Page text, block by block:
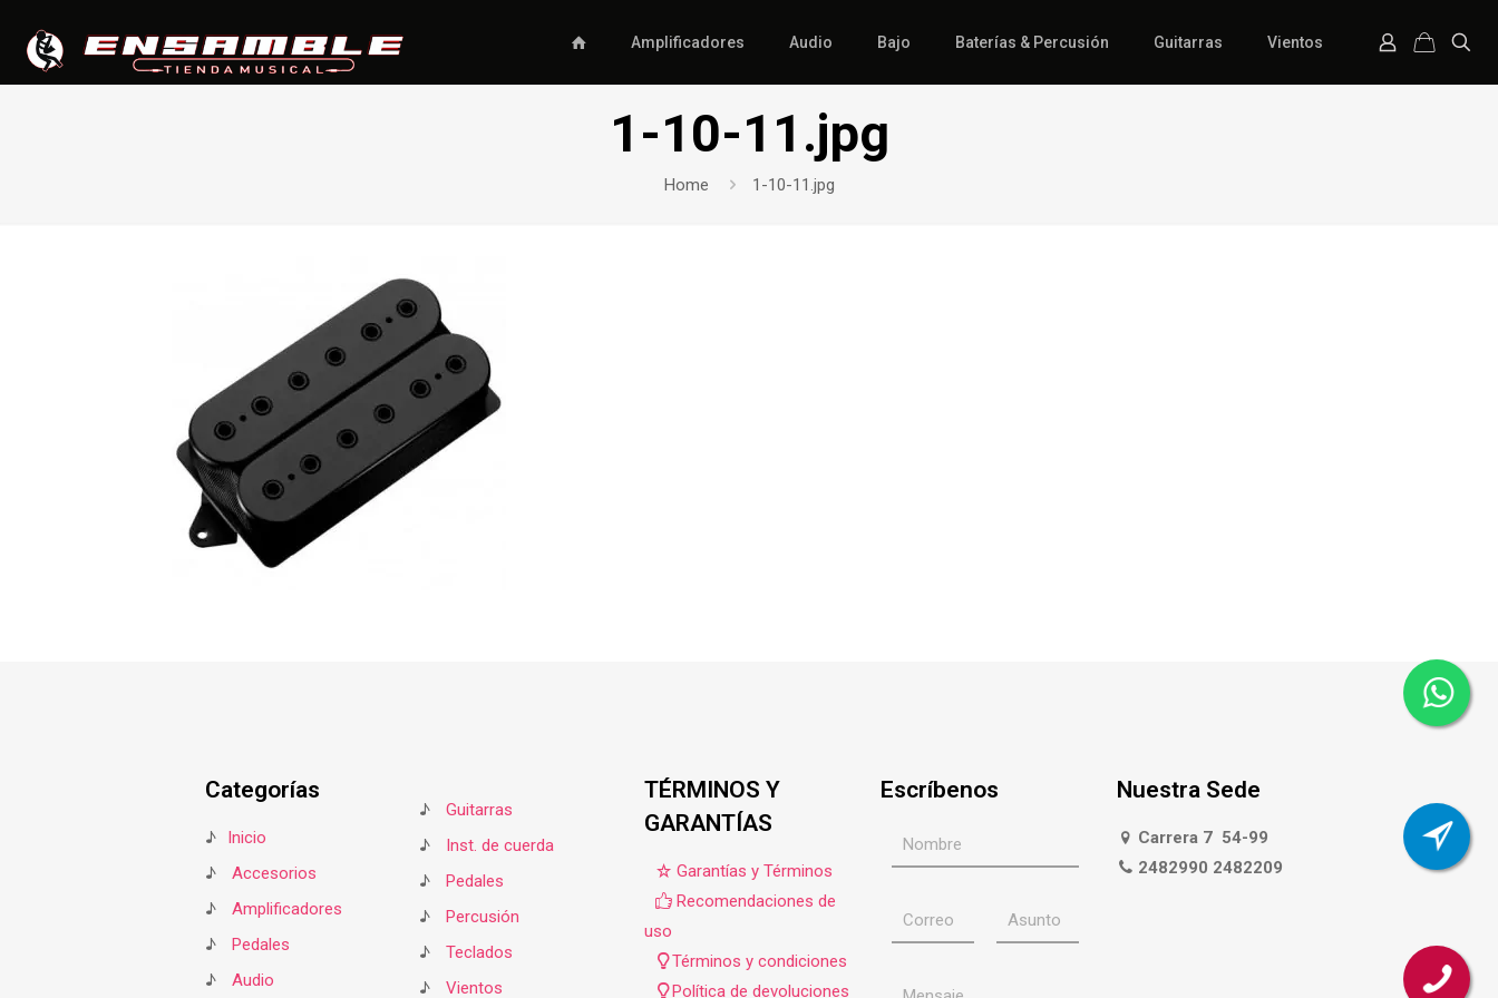
Amplificadores Audio Bajo Baterías & Percusión Guitarras Vientos
1-10-11.jpg
Home 1-10-11.jpg
Categorías
♪
Inicio
♪
Accesorios
♪
Amplificadores
♪
Pedales
♪
Audio
♪
Guitarras
♪
Inst. de cuerda
♪
Pedales
♪
Percusión
♪
Teclados
♪
Vientos
TÉRMINOS Y
GARANTÍAS
Garantías y Términos
Recomendaciones de
uso
Términos y condiciones
Política de devoluciones
Escríbenos Nuestra Sede
Carrera 7 54-99
2482990 2482209